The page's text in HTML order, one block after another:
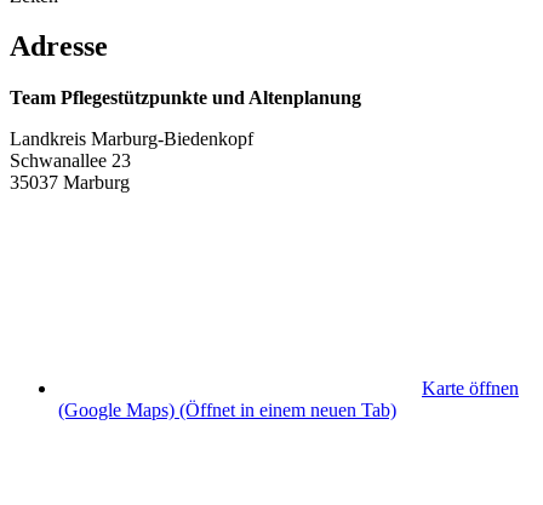
Adresse
Team Pflegestützpunkte und Altenplanung
Landkreis Marburg-Biedenkopf
Schwanallee 23
35037 Marburg
Karte öffnen
(Google Maps) (Öffnet in einem neuen Tab)